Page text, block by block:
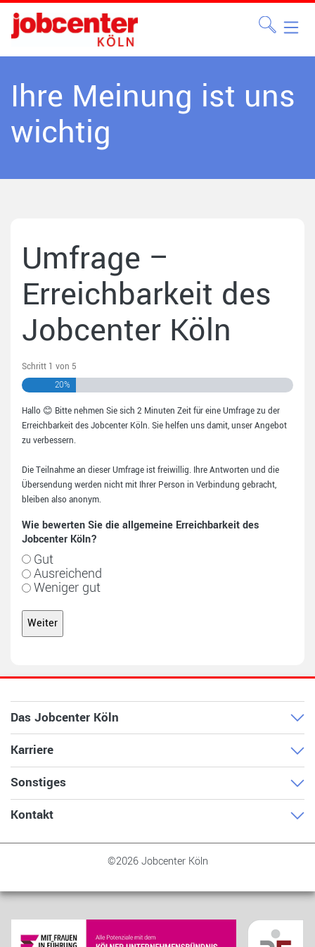
Ihre Meinung ist uns
wichtig
Umfrage –
Erreichbarkeit des
Jobcenter Köln
Schritt 1 von 5
20%
Hallo 😊 Bitte nehmen Sie sich 2 Minuten Zeit für eine Umfrage zu der
Erreichbarkeit des Jobcenter Köln. Sie helfen uns damit, unser Angebot
zu verbessern.
Die Teilnahme an dieser Umfrage ist freiwillig. Ihre Antworten und die
Übersendung werden nicht mit Ihrer Person in Verbindung gebracht,
bleiben also anonym.
Wie bewerten Sie die allgemeine Erreichbarkeit des
Jobcenter Köln?
Gut
Ausreichend
Weniger gut
Das Jobcenter Köln
Karriere
Sonstiges
Kontakt
©2026 Jobcenter Köln